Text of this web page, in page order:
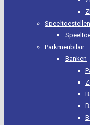
Parkmeubilair
Banken